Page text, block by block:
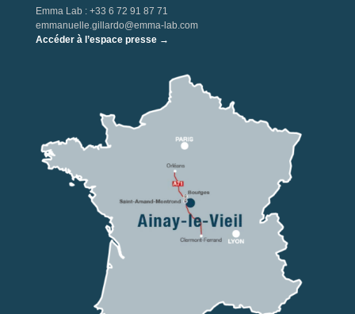
Emma Lab : +33 6 72 91 87 71
emmanuelle.gillardo@emma-lab.com
Accéder à l’espace presse →